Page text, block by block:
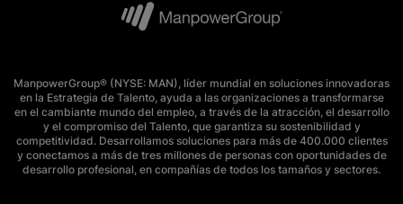
ManpowerGroup® (NYSE: MAN), líder mundial en soluciones innovadoras
en la Estrategia de Talento, ayuda a las organizaciones a transformarse
en el cambiante mundo del empleo, a través de la atracción, el desarrollo
y el compromiso del Talento, que garantiza su sostenibilidad y
competitividad. Desarrollamos soluciones para más de 400.000 clientes
y conectamos a más de tres millones de personas con oportunidades de
desarrollo profesional, en compañías de todos los tamaños y sectores.